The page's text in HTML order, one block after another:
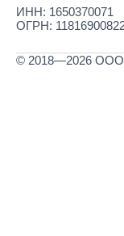
ИНН: 1650370071
ОГРН:
© 2018—2026 ООО